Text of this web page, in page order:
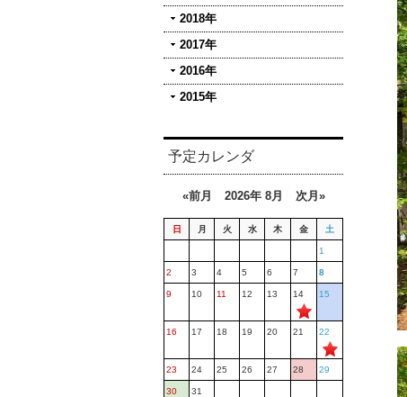
2018年
2017年
2016年
2015年
予定カレンダ
«前月 2026年 8月 次月»
日 月 火 水 木 金 土
1
2 3 4 5 6 7 8
9 10 11 12 13 14 15
16 17 18 19 20 21 22
23 24 25 26 27 28 29
30 31